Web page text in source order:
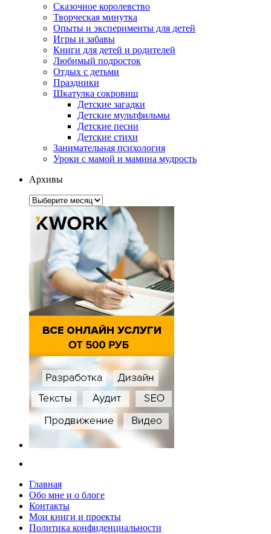
Сказочное королевство
Творческая минутка
Опыты и эксперименты для детей
Игры и забавы
Книги для детей и родителей
Любимый подросток
Отдых с детьми
Праздники
Шкатулка сокровищ
Детские загадки
Детские мультфильмы
Детские песни
Детские стихи
Занимательная психология
Уроки с мамой и мамина мудрость
Архивы
Архивы
Главная
Обо мне и о блоге
Контакты
Мои книги и проекты
Политика конфиденциальности